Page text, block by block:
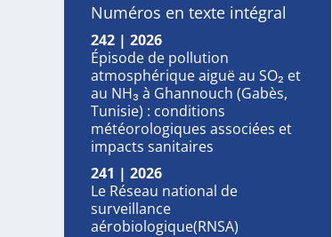
Numéros en texte intégral
242 | 2026
Épisode de pollution
atmosphérique aiguë au SO₂ et
au NH₃ à Ghannouch (Gabès,
Tunisie) : conditions
météorologiques associées et
impacts sanitaires
241 | 2026
Le Réseau national de
surveillance
aérobiologique(RNSA)